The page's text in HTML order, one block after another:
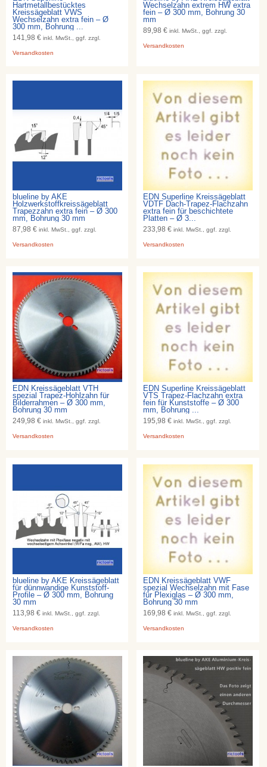
Hartmetallbestücktes
Kreissägeblatt VWS
Wechselzahn extra fein – Ø
300 mm, Bohrung ...
141,98 € inkl. MwSt., ggf. zzgl.
Versandkosten
Wechselzahn extrem HW extra
fein – Ø 300 mm, Bohrung 30
mm
89,98 €inkl. MwSt., ggf. zzgl.
Versandkosten
blueline by AKE
Holzwerkstoffkreissägeblatt
Trapezzahn extra fein – Ø 300
mm, Bohrung 30 mm
87,98 € inkl. MwSt., ggf. zzgl.
Versandkosten
EDN Superline Kreissägeblatt
VDTF Dach-Trapez-Flachzahn
extra fein für beschichtete
Platten – Ø 3...
233,98 €inkl. MwSt., ggf. zzgl.
Versandkosten
EDN Kreissägeblatt VTH
spezial Trapez-Hohlzahn für
Bilderrahmen – Ø 300 mm,
Bohrung 30 mm
249,98 € inkl. MwSt., ggf. zzgl.
Versandkosten
EDN Superline Kreissägeblatt
VTS Trapez-Flachzahn extra
fein für Kunststoffe – Ø 300
mm, Bohrung ...
195,98 €inkl. MwSt., ggf. zzgl.
Versandkosten
blueline by AKE Kreissägeblatt
für dünnwandige Kunststoff-
Profile – Ø 300 mm, Bohrung
30 mm
113,98 € inkl. MwSt., ggf. zzgl.
Versandkosten
EDN Kreissägeblatt VWF
spezial Wechselzahn mit Fase
für Plexiglas – Ø 300 mm,
Bohrung 30 mm
169,98 €inkl. MwSt., ggf. zzgl.
Versandkosten